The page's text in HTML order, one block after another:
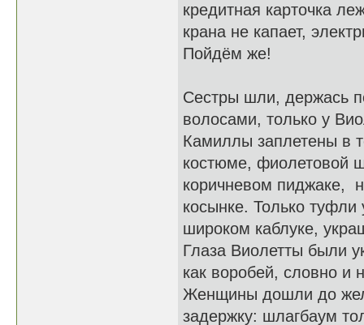
кредитная карточка
крана не капает,
Пойдём же!
Сестры шли, держась
волосами, только у
Камиллы заплетены в
костюме, фиолетовой
коричневом пиджаке,
косынке. Только
широком каблуке,
Глаза Виолетты были
как воробей, словно и
Женщины дошли до
задержку: шлагбаум